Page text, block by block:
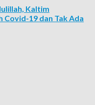
Kaltim
Covid-19 dan Tak Ada